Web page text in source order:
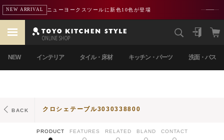
NEW ARRIVAL ニューヨークスツールに新色10色が登場
NEW インテリア タイル・床材 キッチン・パーツ 洗面・バス
BACK クロシェテーブル3030338800
PRODUCT FEATURES RELATED BLAND CONTACT